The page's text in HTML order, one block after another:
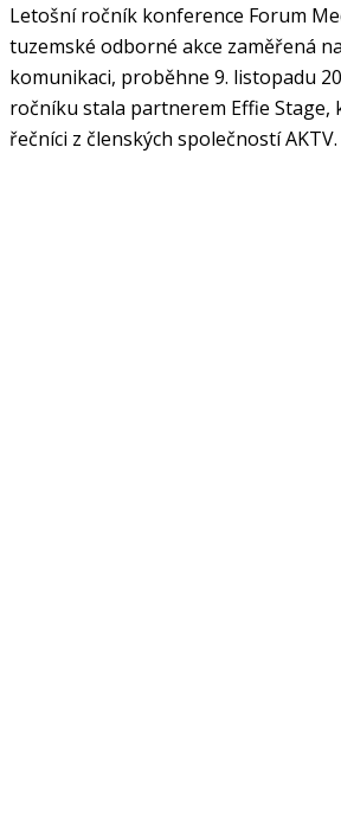
Letošní ročník konference Forum
tuzemské odborné akce zaměřená
komunikaci, proběhne 9. listopadu
ročníku stala partnerem Effie Stage,
řečníci z členských společností AKTV.